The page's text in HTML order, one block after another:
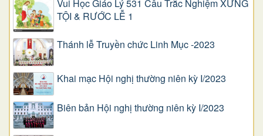
Vui Học Giáo Lý 531 Câu Trắc Nghiệm XƯNG
TỘI & RƯỚC LỄ 1
Thánh lễ Truyền chức Linh Mục -2023
Khai mạc Hội nghị thường niên kỳ I/2023
Biên bản Hội nghị thường niên kỳ I/2023